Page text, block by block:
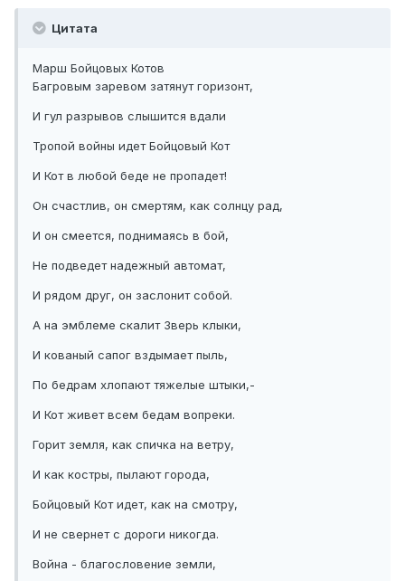
Цитата
Марш Бойцовых Котов
Багровым заревом затянут горизонт,
И гул разрывов слышится вдали
Тропой войны идет Бойцовый Кот
И Кот в любой беде не пропадет!
Он счастлив, он смертям, как солнцу рад,
И он смеется, поднимаясь в бой,
Не подведет надежный автомат,
И рядом друг, он заслонит собой.
А на эмблеме скалит Зверь клыки,
И кованый сапог вздымает пыль,
По бедрам хлопают тяжелые штыки,-
И Кот живет всем бедам вопреки.
Горит земля, как спичка на ветру,
И как костры, пылают города,
Бойцовый Кот идет, как на смотру,
И не свернет с дороги никогда.
Война - благословение земли,